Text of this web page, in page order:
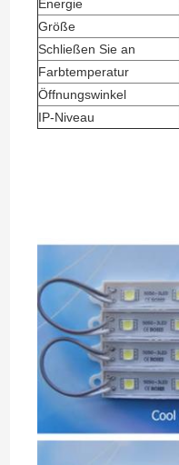
Energie
Größe
Schließen Sie an
Farbtemperatur
Öffnungswinkel
IP-Niveau